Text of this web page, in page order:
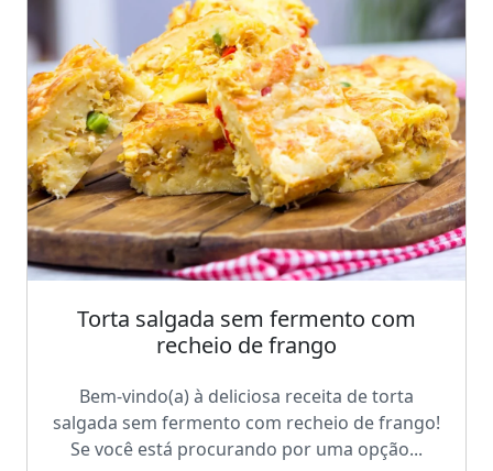
Torta salgada sem fermento com
recheio de frango
Bem-vindo(a) à deliciosa receita de torta
salgada sem fermento com recheio de frango!
Se você está procurando por uma opção...